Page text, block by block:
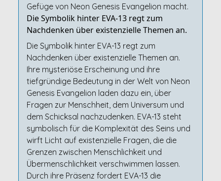
Gefüge von Neon Genesis Evangelion macht.
Die Symbolik hinter EVA-13 regt zum
Nachdenken über existenzielle Themen an.
Die Symbolik hinter EVA-13 regt zum
Nachdenken über existenzielle Themen an.
Ihre mysteriöse Erscheinung und ihre
tiefgründige Bedeutung in der Welt von Neon
Genesis Evangelion laden dazu ein, über
Fragen zur Menschheit, dem Universum und
dem Schicksal nachzudenken. EVA-13 steht
symbolisch für die Komplexität des Seins und
wirft Licht auf existenzielle Fragen, die die
Grenzen zwischen Menschlichkeit und
Übermenschlichkeit verschwimmen lassen.
Durch ihre Präsenz fordert EVA-13 die